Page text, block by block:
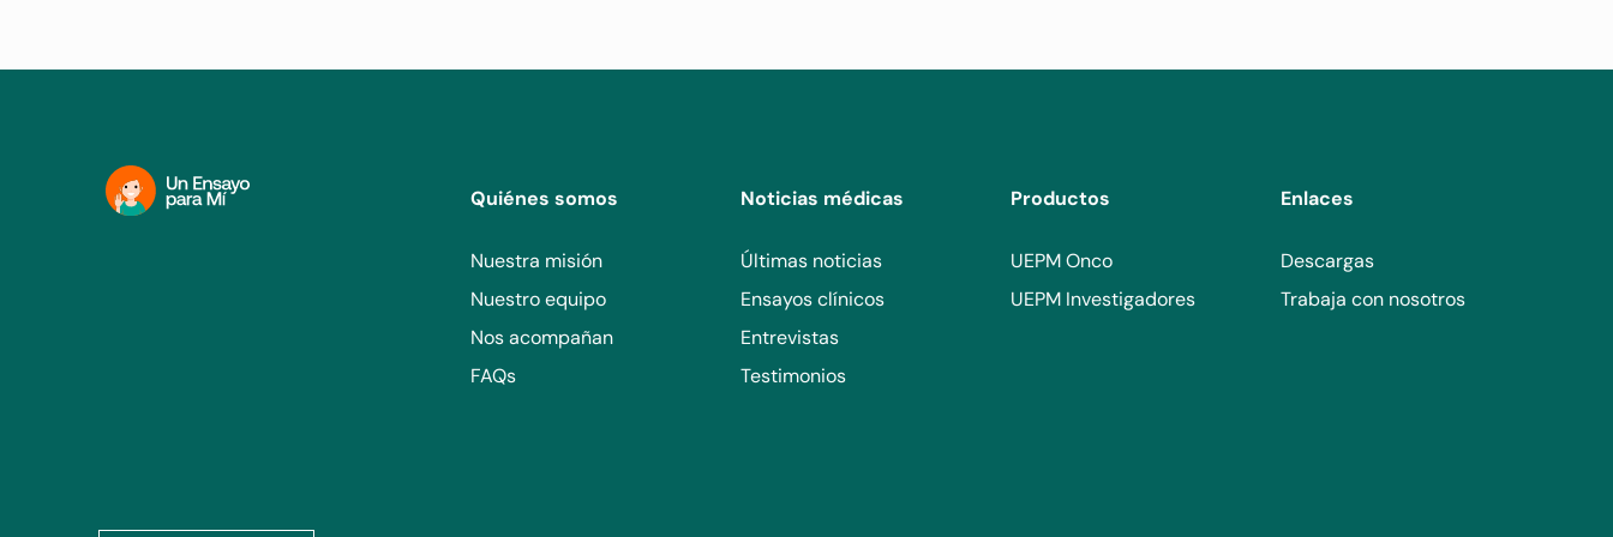
Quiénes somos
Nuestra misión
Nuestro equipo
Nos acompañan
FAQs
Noticias médicas
Últimas noticias
Ensayos clínicos
Entrevistas
Testimonios
Productos
UEPM Onco
UEPM Investigadores
Enlaces
Descargas
Trabaja con nosotros